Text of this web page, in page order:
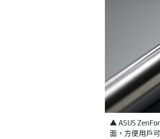
▲ ASUS
面，方便用戶